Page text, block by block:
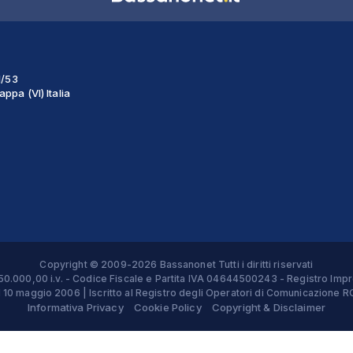
53
(VI) Italia
Copyright © 2009-2026 Bassanonet Tutti i diritti riservati
i.v. - Codice Fiscale e Partita IVA 04644500243 - Registro
maggio 2006 | Iscritto al Registro degli Operatori di Comunicazione
Informativa Privacy Cookie Policy Copyright & Disclaimer